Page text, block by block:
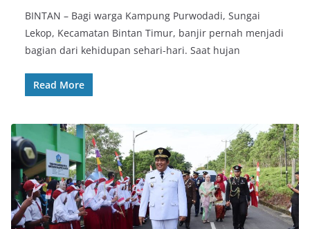
BINTAN – Bagi warga Kampung Purwodadi, Sungai
Lekop, Kecamatan Bintan Timur, banjir pernah menjadi
bagian dari kehidupan sehari-hari. Saat hujan
Read More